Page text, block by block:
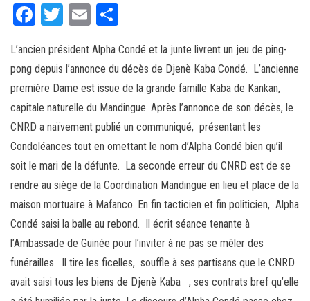
Fa
bo
ok
T
tt
er
E
ail ag
er
L’ancien président Alpha Condé et la junte livrent un jeu de ping-
pong depuis l’annonce du décès de Djenè Kaba Condé. L’ancienne
première Dame est issue de la grande famille Kaba de Kankan,
capitale naturelle du Mandingue. Après l’annonce de son décès, le
CNRD a naïvement publié un communiqué, présentant les
Condoléances tout en omettant le nom d’Alpha Condé bien qu’il
soit le mari de la défunte. La seconde erreur du CNRD est de se
rendre au siège de la Coordination Mandingue en lieu et place de la
maison mortuaire à Mafanco. En fin tacticien et fin politicien, Alpha
Condé saisi la balle au rebond. Il écrit séance tenante à
l’Ambassade de Guinée pour l’inviter à ne pas se mêler des
funérailles. Il tire les ficelles, souffle à ses partisans que le CNRD
avait saisi tous les biens de Djenè Kaba , ses contrats bref qu’elle